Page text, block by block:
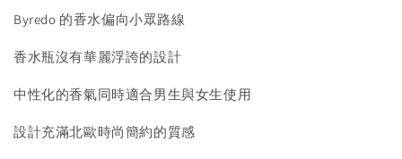
Byredo 的香水偏向小眾路線
香水瓶沒有華麗浮誇的設計
中性化的香氣同時適合男生與女生使用
設計充滿北歐時尚簡約的質感